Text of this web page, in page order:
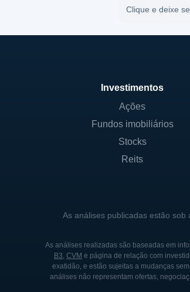
Clique e deixe
Investimentos
Ações
Fundos imobiliários
Stocks
Reits
As análises publicadas estão
As análises realizadas são baseadas em
B3, CVM e página de relação com
exatidão, e estão sujeitas a mudanças
análises não representam ofertas,